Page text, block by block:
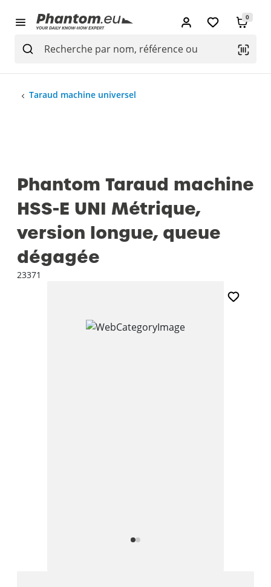
0
Taraud machine universel
Phantom Taraud machine
HSS-E UNI Métrique,
version longue, queue
dégagée
23371